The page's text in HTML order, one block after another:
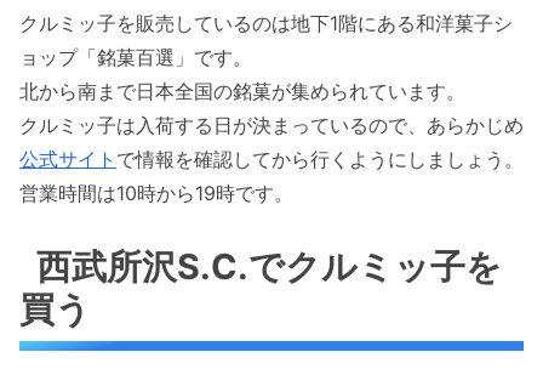
クルミッ子を販売しているのは地下1階にある和洋菓子シ
ョップ「銘菓百選」です。
北から南まで日本全国の銘菓が集められています。
クルミッ子は入荷する日が決まっているので、あらかじめ
公式サイト で情報を確認してから行くようにしましょう。
営業時間は10時から19時です。
西武所沢S.C.でクルミッ子を
買う